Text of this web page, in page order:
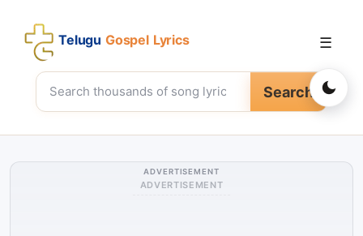
Telugu Gospel Lyrics
Search
☰
ADVERTISEMENT
ADVERTISEMENT